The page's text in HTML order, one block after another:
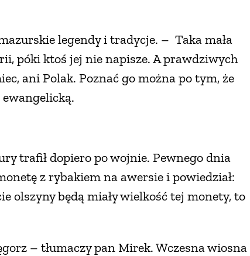
legendy i tradycje. – Taka mała
póki ktoś jej nie napisze. A prawdziwych
ani Polak. Poznać go można po tym, że
trafił dopiero po wojnie. Pewnego dnia
z rybakiem na awersie i powiedział:
olszyny będą miały wielkość tej monety, to
– tłumaczy pan Mirek. Wczesna wiosna